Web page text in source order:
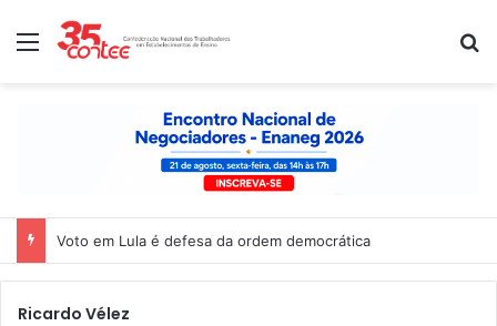
Menu
Voto em Lula é defesa da ordem democrática
Ricardo Vélez